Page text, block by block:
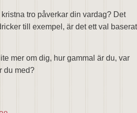
tro påverkar din vardag? Det
till exempel, är det ett val baserat
mer om dig, hur gammal är du, var
du med?